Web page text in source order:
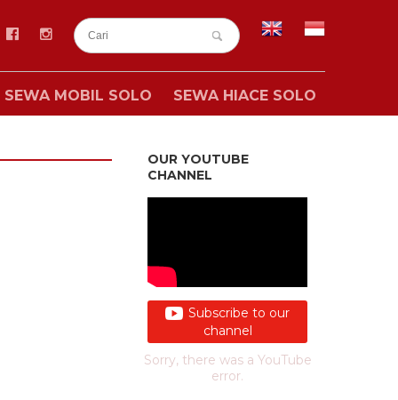
SEWA MOBIL SOLO SEWA HIACE SOLO
OUR YOUTUBE
CHANNEL
Subscribe to our
channel
Sorry, there was a YouTube
error.